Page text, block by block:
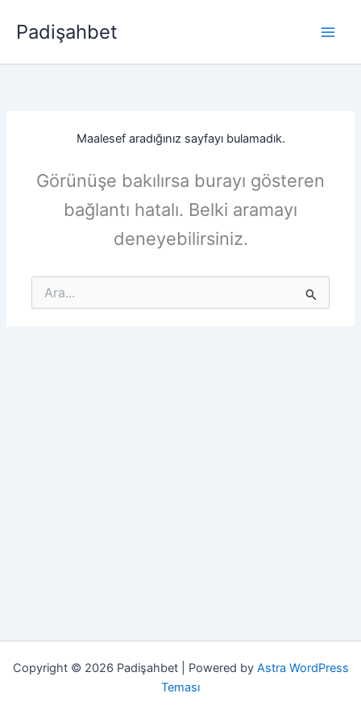
atlaPadişahbet
Maalesef aradığınız sayfayı bulamadık.
Görünüşe bakılırsa burayı gösteren
bağlantı hatalı. Belki aramayı
deneyebilirsiniz.
for:
Copyright © 2026 Padişahbet | Powered by Astra WordPress
Teması